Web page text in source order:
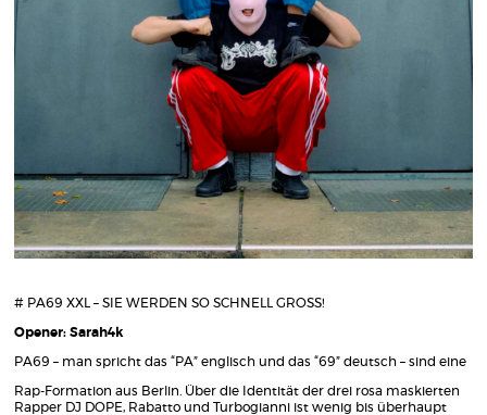
# PA69 XXL – SIE WERDEN SO SCHNELL GROSS!
Opener: Sarah4k
PA69 – man spricht das “PA” englisch und das “69” deutsch – sind eine
Rap-Formation aus Berlin. Über die Identität der drei rosa maskierten
Rapper DJ DOPE, Rabatto und Turbogianni ist wenig bis überhaupt